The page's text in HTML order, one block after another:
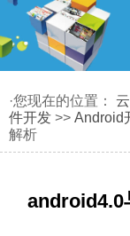
·您现在的位置：
件开发 >> Android
解析
android4.0